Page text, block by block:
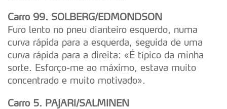
Carro 99. SOLBERG/EDMONDSON
Furo lento no pneu dianteiro esquerdo, numa
curva rápida para a esquerda, seguida de uma
curva rápida para a direita: «É típico da minha
sorte. Esforço-me ao máximo, estava muito
concentrado e muito motivado».
Carro 5. PAJARI/SALMINEN